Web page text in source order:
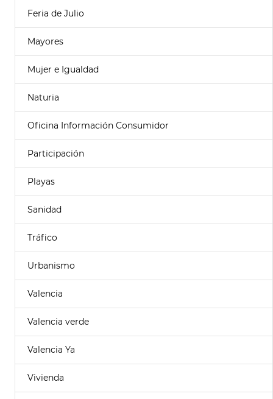
Feria de Julio
Mayores
Mujer e Igualdad
Naturia
Oficina Información Consumidor
Participación
Playas
Sanidad
Tráfico
Urbanismo
Valencia
Valencia verde
Valencia Ya
Vivienda